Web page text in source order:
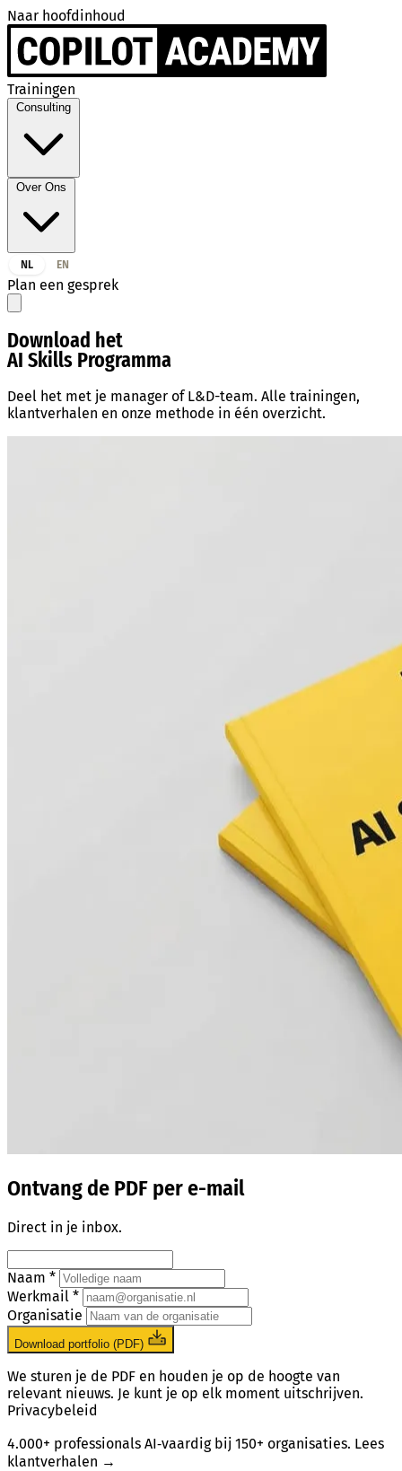
Naar hoofdinhoud
Trainingen
NL EN
Plan een gesprek
Download het
AI Skills Programma
Deel het met je manager of L&D-team. Alle trainingen,
klantverhalen en onze methode in één overzicht.
Ontvang de PDF per e-mail
Direct in je inbox.
Naam *
Werkmail *
Organisatie
Download portfolio (PDF)
We sturen je de PDF en houden je op de hoogte van
relevant nieuws. Je kunt je op elk moment uitschrijven.
Privacybeleid
4.000+ professionals AI‑vaardig bij 150+ organisaties. Lees
klantverhalen →